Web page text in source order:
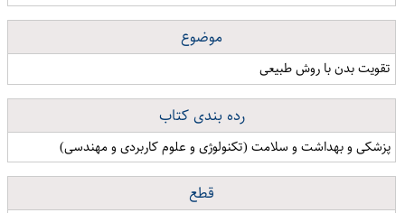
موضوع
تقویت بدن با روش طبیعی
رده بندی کتاب
پزشکی و بهداشت و سلامت (تکنولوژی و علوم کاربردی و مهندسی)
قطع